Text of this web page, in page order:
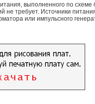
выполненного по
требует. Источники
или импульсного